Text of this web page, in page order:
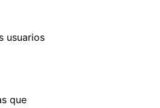
usuarios
que